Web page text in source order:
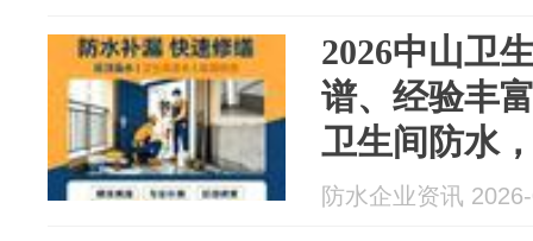
2026中山卫
谱、经验丰
卫生间防水
水最新资讯
防水企业资讯